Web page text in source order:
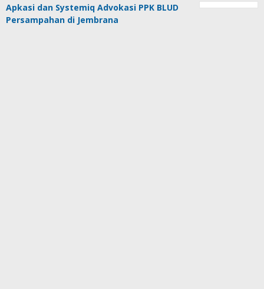
Apkasi dan Systemiq Advokasi PPK BLUD
Persampahan di Jembrana